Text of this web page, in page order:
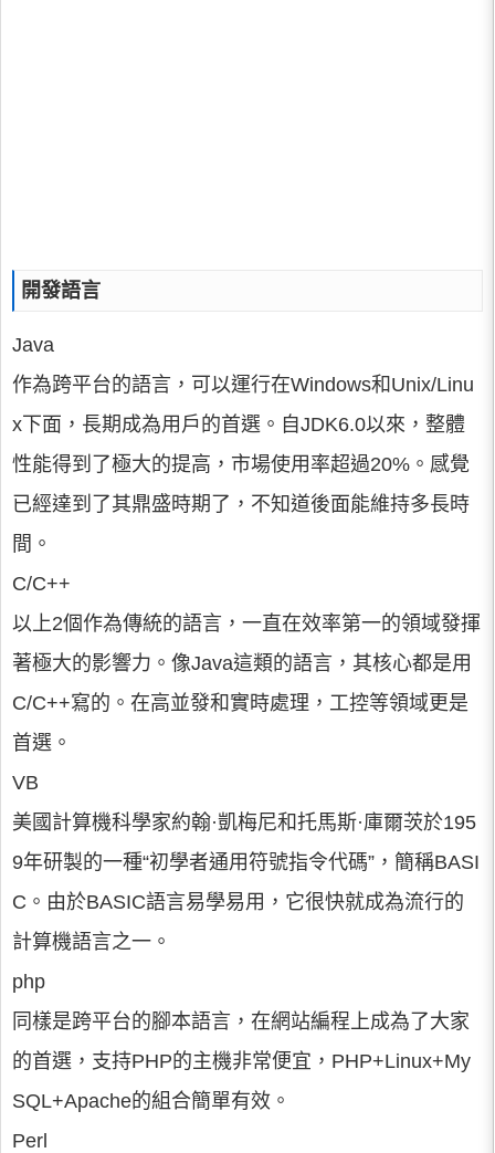
開發語言
Java
作為跨平台的語言，可以運行在Windows和Unix/Linu
x下面，長期成為用戶的首選。自JDK6.0以來，整體
性能得到了極大的提高，市場使用率超過20%。感覺
已經達到了其鼎盛時期了，不知道後面能維持多長時
間。
C/C++
以上2個作為傳統的語言，一直在效率第一的領域發揮
著極大的影響力。像Java這類的語言，其核心都是用
C/C++寫的。在高並發和實時處理，工控等領域更是
首選。
VB
美國計算機科學家約翰·凱梅尼和托馬斯·庫爾茨於195
9年研製的一種“初學者通用符號指令代碼”，簡稱BASI
C。由於BASIC語言易學易用，它很快就成為流行的
計算機語言之一。
php
同樣是跨平台的腳本語言，在網站編程上成為了大家
的首選，支持PHP的主機非常便宜，PHP+Linux+My
SQL+Apache的組合簡單有效。
Perl